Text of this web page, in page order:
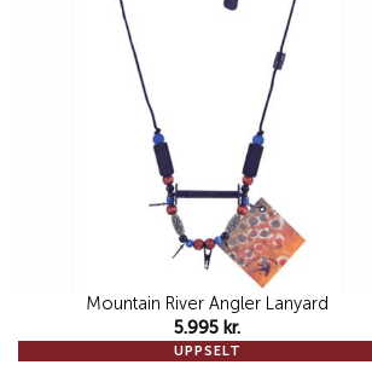
UPPSELT
Mountain River Angler Lanyard
5.995 kr.